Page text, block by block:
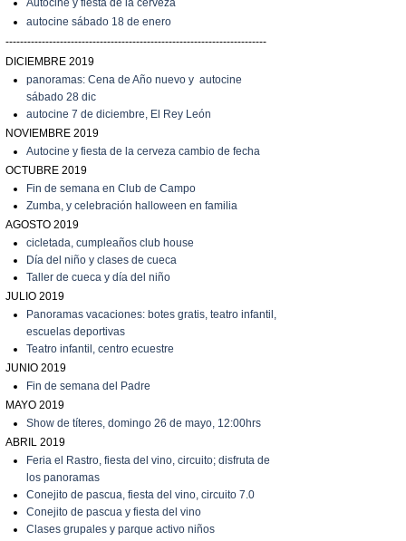
Autocine y fiesta de la cerveza
autocine sábado 18 de enero
------------------------------------------------------------------------
DICIEMBRE 2019
panoramas: Cena de Año nuevo y autocine
sábado 28 dic
autocine 7 de diciembre, El Rey León
NOVIEMBRE 2019
Autocine y fiesta de la cerveza cambio de fecha
OCTUBRE 2019
Fin de semana en Club de Campo
Zumba, y celebración halloween en familia
AGOSTO 2019
cicletada, cumpleaños club house
Día del niño y clases de cueca
Taller de cueca y día del niño
JULIO 2019
Panoramas vacaciones: botes gratis, teatro infantil,
escuelas deportivas
Teatro infantil, centro ecuestre
JUNIO 2019
Fin de semana del Padre
MAYO 2019
Show de títeres, domingo 26 de mayo, 12:00hrs
ABRIL 2019
Feria el Rastro, fiesta del vino, circuito; disfruta de
los panoramas
Conejito de pascua, fiesta del vino, circuito 7.0
Conejito de pascua y fiesta del vino
C lases grupales y parque activo niños